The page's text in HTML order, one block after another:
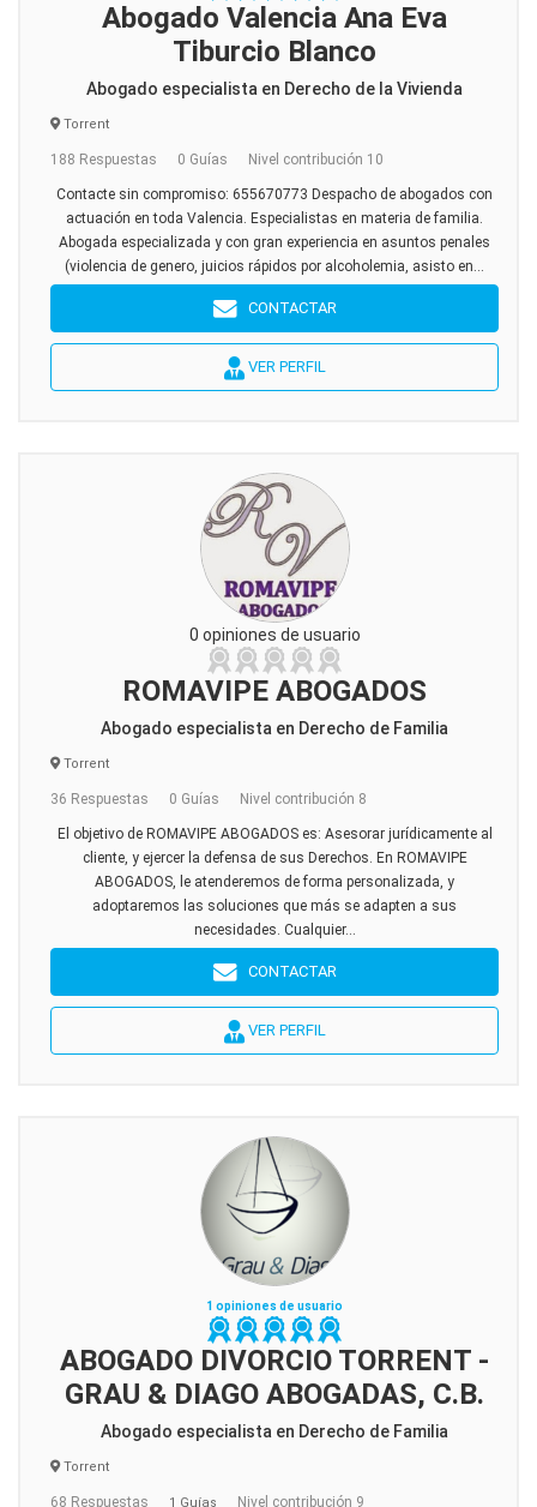
Abogado Valencia Ana Eva
Tiburcio Blanco
Abogado especialista en Derecho de la Vivienda
Torrent
188 Respuestas 0 Guías Nivel contribución 10
Contacte sin compromiso: 655670773 Despacho de abogados con
actuación en toda Valencia. Especialistas en materia de familia.
Abogada especializada y con gran experiencia en asuntos penales
(violencia de genero, juicios rápidos por alcoholemia, asisto en...
CONTACTAR
VER PERFIL
0 opiniones de usuario
ROMAVIPE ABOGADOS
Abogado especialista en Derecho de Familia
Torrent
36 Respuestas 0 Guías Nivel contribución 8
El objetivo de ROMAVIPE ABOGADOS es: Asesorar jurídicamente al
cliente, y ejercer la defensa de sus Derechos. En ROMAVIPE
ABOGADOS, le atenderemos de forma personalizada, y
adoptaremos las soluciones que más se adapten a sus
necesidades. Cualquier...
CONTACTAR
VER PERFIL
1 opiniones de usuario
ABOGADO DIVORCIO TORRENT -
GRAU & DIAGO ABOGADAS, C.B.
Abogado especialista en Derecho de Familia
Torrent
68 Respuestas 1 Guías Nivel contribución 9